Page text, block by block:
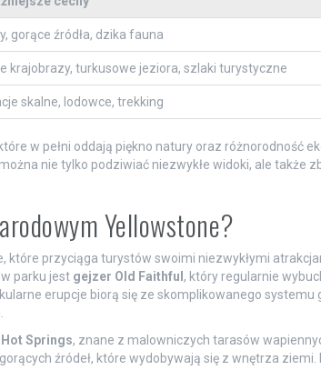
gorące źródła, dzika fauna
krajobrazy, turkusowe jeziora, szlaki turystyczne
skalne, lodowce, trekking
w pełni oddają piękno natury oraz różnorodność
nie tylko podziwiać niezwykłe widoki, ale także
Yellowstone?
które przyciąga turystów swoimi niezwykłymi
parku jest gejzer Old Faithful , który regularnie
erupcje biorą się ze skomplikowanego systemu
Springs, znane z malowniczych tarasów
źródeł, które wydobywają się z wnętrza ziemi.